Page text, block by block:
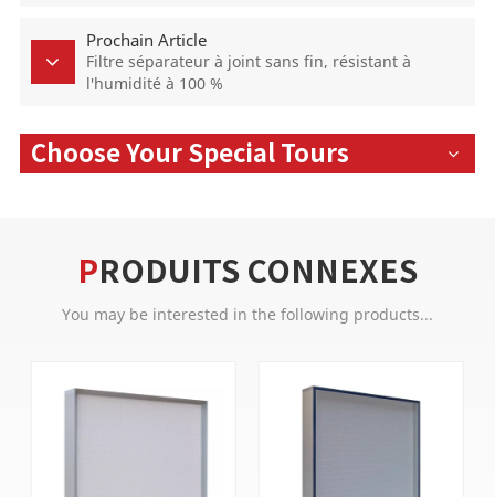
Prochain Article
Filtre séparateur à joint sans fin, résistant à
l'humidité à 100 %
Choose Your Special Tours
PRODUITS CONNEXES
You may be interested in the following products...